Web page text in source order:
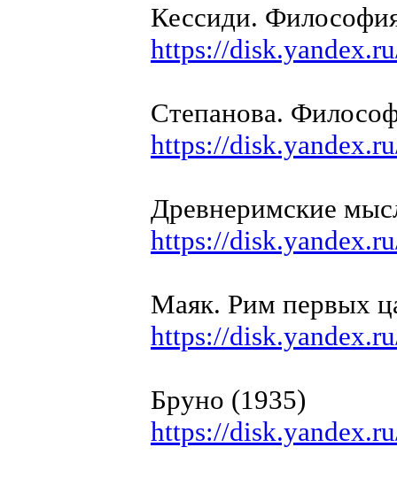
Кессиди.
https://
Степанова.
https://
Древнеримские
https://
Маяк. Рим первых
https://
Бруно (1935)
https://